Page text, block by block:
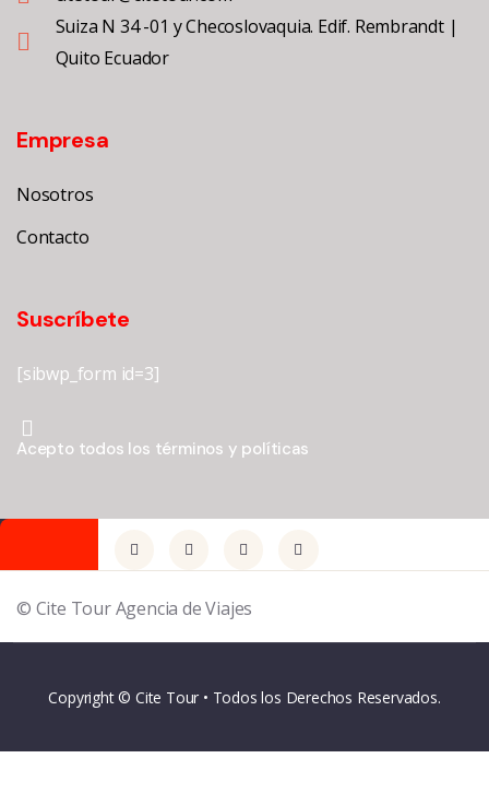
Suiza N 34 -01 y Checoslovaquia. Edif. Rembrandt |
Quito Ecuador
Empresa
Nosotros
Contacto
Suscríbete
[sibwp_form id=3]
Acepto todos los términos y políticas
© Cite Tour Agencia de Viajes
Copyright © Cite Tour • Todos los Derechos Reservados.